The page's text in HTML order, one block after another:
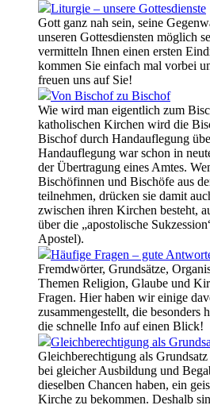
Liturgie – unsere Gottesdienste
Gott ganz nah sein, seine
unseren Gottesdiensten möglich
vermitteln Ihnen einen ersten
kommen Sie einfach mal vorbei
freuen uns auf Sie!
Von Bischof zu Bischof
Wie wird man eigentlich zum
katholischen Kirchen wird die
Bischof durch Handauflegung
Handauflegung war schon in
der Übertragung eines Amtes.
Bischöfinnen und Bischöfe aus
teilnehmen, drücken sie damit
zwischen ihren Kirchen besteht,
über die „apostolische
Apostel).
Häufige Fragen – gute
Fremdwörter, Grundsätze,
Themen Religion, Glaube und
Fragen. Hier haben wir einige
zusammengestellt, die besonders
die schnelle Info auf einen Blick!
Gleichberechtigung als
Gleichberechtigung als Grundsatz
bei gleicher Ausbildung und
dieselben Chancen haben, ein
Kirche zu bekommen. Deshalb